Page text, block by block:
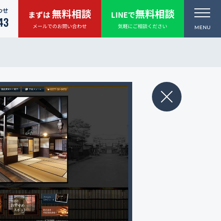
せ まずは無料相談
メールでのお問い合わせ
LINEで無料相談
気軽にご相談ください